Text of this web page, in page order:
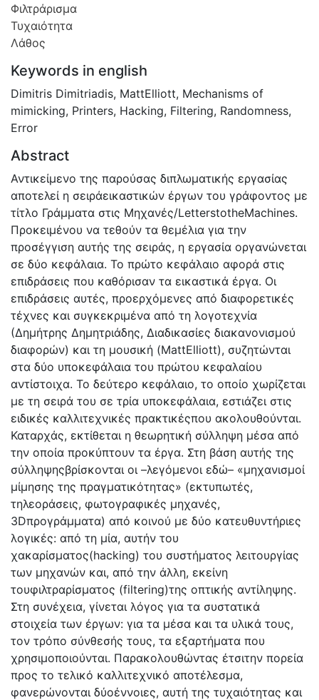
Φιλτράρισμα
Τυχαιότητα
Λάθος
Keywords in english
Dimitris Dimitriadis, MattElliott, Mechanisms of
mimicking, Printers, Hacking, Filtering, Randomness,
Error
Abstract
Αντικείμενο της παρούσας διπλωματικής εργασίας
αποτελεί η σειράεικαστικών έργων του γράφοντος με
τίτλο Γράμματα στις Μηχανές/LetterstotheMachines.
Προκειμένου να τεθούν τα θεμέλια για την
προσέγγιση αυτής της σειράς, η εργασία οργανώνεται
σε δύο κεφάλαια. Το πρώτο κεφάλαιο αφορά στις
επιδράσεις που καθόρισαν τα εικαστικά έργα. Οι
επιδράσεις αυτές, προερχόμενες από διαφορετικές
τέχνες και συγκεκριμένα από τη λογοτεχνία
(Δημήτρης Δημητριάδης, Διαδικασίες διακανονισμού
διαφορών) και τη μουσική (MattElliott), συζητώνται
στα δύο υποκεφάλαια του πρώτου κεφαλαίου
αντίστοιχα. Το δεύτερο κεφάλαιο, το οποίο χωρίζεται
με τη σειρά του σε τρία υποκεφάλαια, εστιάζει στις
ειδικές καλλιτεχνικές πρακτικέςπου ακολουθούνται.
Καταρχάς, εκτίθεται η θεωρητική σύλληψη μέσα από
την οποία προκύπτουν τα έργα. Στη βάση αυτής της
σύλληψηςβρίσκονται οι –λεγόμενοι εδώ– «μηχανισμοί
μίμησης της πραγματικότητας» (εκτυπωτές,
τηλεοράσεις, φωτογραφικές μηχανές,
3Dπρογράμματα) από κοινού με δύο κατευθυντήριες
λογικές: από τη μία, αυτήν του
χακαρίσματος(hacking) του συστήματος λειτουργίας
των μηχανών και, από την άλλη, εκείνη
τουφιλτραρίσματος (filtering)της οπτικής αντίληψης.
Στη συνέχεια, γίνεται λόγος για τα συστατικά
στοιχεία των έργων: για τα μέσα και τα υλικά τους,
τον τρόπο σύνθεσής τους, τα εξαρτήματα που
χρησιμοποιούνται. Παρακολουθώντας έτσιτην πορεία
προς το τελικό καλλιτεχνικό αποτέλεσμα,
φανερώνονται δύοέννοιες, αυτή της τυχαιότητας και